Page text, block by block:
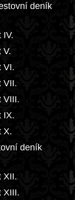
deník
IV.
V.
VI.
VII.
VIII.
IX.
X.
deník
XII.
XIII.